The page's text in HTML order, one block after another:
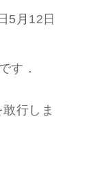
5月12日
です．
敢行しま